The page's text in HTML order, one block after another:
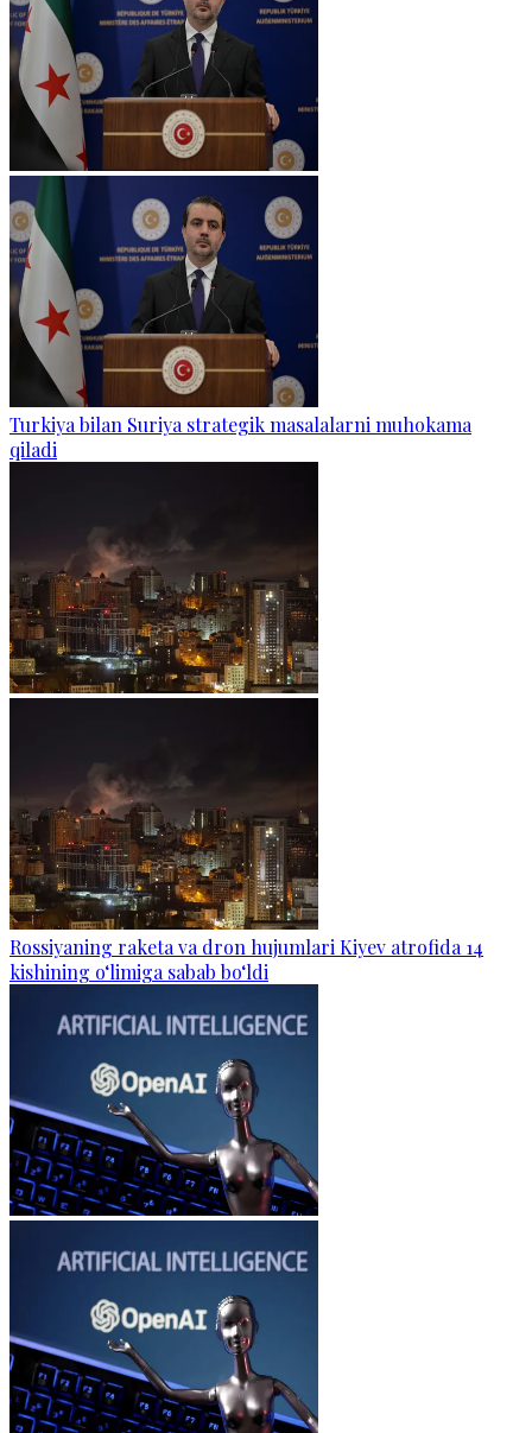
Turkiya bilan Suriya strategik masalalarni muhokama
qiladi
Rossiyaning raketa va dron hujumlari Kiyev atrofida 14
kishining o‘limiga sabab bo‘ldi